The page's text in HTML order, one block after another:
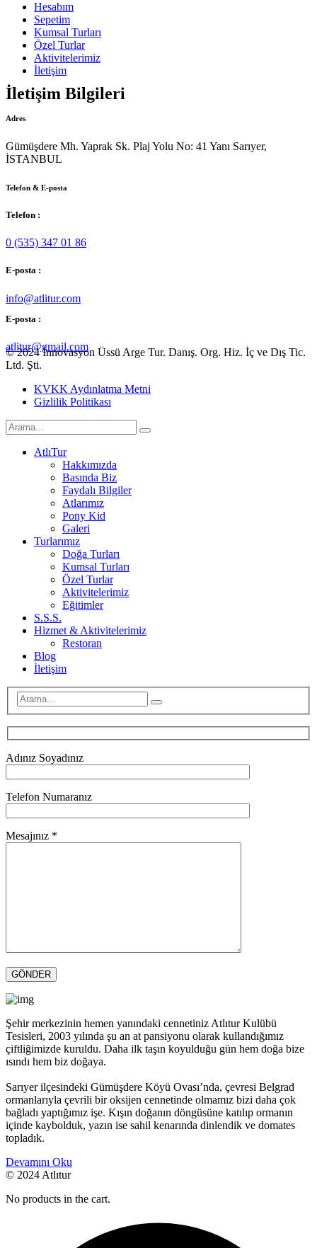
Hesabım
Sepetim
Kumsal Turları
Özel Turlar
Aktivitelerimiz
İletişim
İletişim Bilgileri
Adres
Gümüşdere Mh. Yaprak Sk. Plaj Yolu No: 41 Yanı Sarıyer,
İSTANBUL
Telefon & E-posta
Telefon :
0 (535) 347 01 86
E-posta :
info@atlitur.com
E-posta :
atlitur@gmail.com
© 2024 İnnovasyon Üssü Arge Tur. Danış. Org. Hiz. İç ve Dış Tic.
Ltd. Şti.
KVKK Aydınlatma Metni
Gizlilik Politikası
AtlıTur
Hakkımızda
Basında Biz
Faydalı Bilgiler
Atlarımız
Pony Kid
Galeri
Turlarımız
Doğa Turları
Kumsal Turları
Özel Turlar
Aktivitelerimiz
Eğitimler
S.S.S.
Hizmet & Aktivitelerimiz
Restoran
Blog
İletişim
Adınız Soyadınız
Telefon Numaranız
Mesajınız *
Şehir merkezinin hemen yanındaki cennetiniz Atlıtur Kulübü
Tesisleri, 2003 yılında şu an at pansiyonu olarak kullandığımız
çiftliğimizde kuruldu. Daha ilk taşın koyulduğu gün hem doğa bize
ısındı hem biz doğaya.
Sarıyer ilçesindeki Gümüşdere Köyü Ovası’nda, çevresi Belgrad
ormanlarıyla çevrili bir oksijen cennetinde olmamız bizi daha çok
bağladı yaptığımız işe. Kışın doğanın döngüsüne katılıp ormanın
içinde kaybolduk, yazın ise sahil kenarında dinlendik ve domates
topladık.
Devamını Oku
© 2024 Atlıtur
No products in the cart.